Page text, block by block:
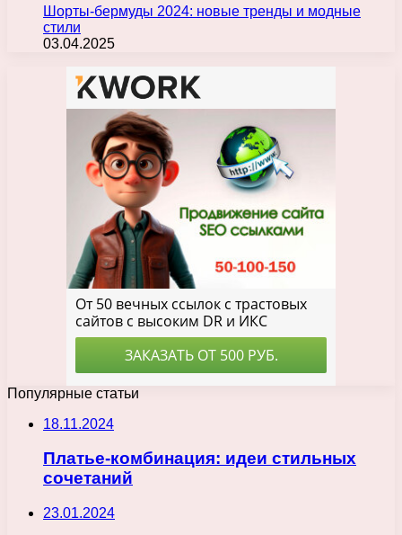
Шорты-бермуды 2024: новые тренды и модные
стили
03.04.2025
Популярные статьи
18.11.2024
Платье-комбинация: идеи стильных
сочетаний
23.01.2024